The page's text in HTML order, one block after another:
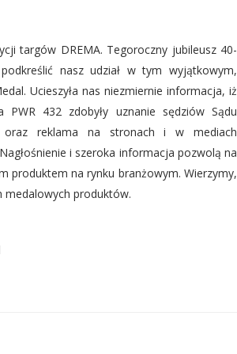
targów DREMA. Tegoroczny jubileusz 40-
nasz udział w tym wyjątkowym,
Ucieszyła nas niezmiernie informacja, iż
PWR 432 zdobyły uznanie sędziów Sądu
oraz reklama na stronach i w mediach
i szeroka informacja pozwolą na
produktem na rynku branżowym. Wierzymy,
medalowych produktów.